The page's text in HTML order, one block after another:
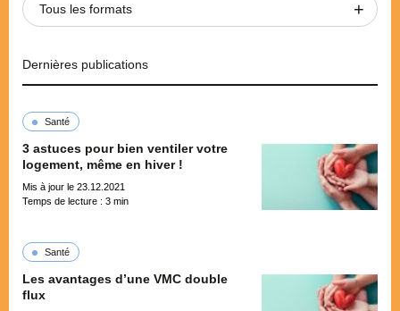
Tous les formats
Dernières publications
Santé
3 astuces pour bien ventiler votre
logement, même en hiver !
Mis à jour le 23.12.2021
Temps de lecture : 3 min
Santé
Les avantages d’une VMC double
flux